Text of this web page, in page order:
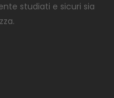
studiati e sicuri sia